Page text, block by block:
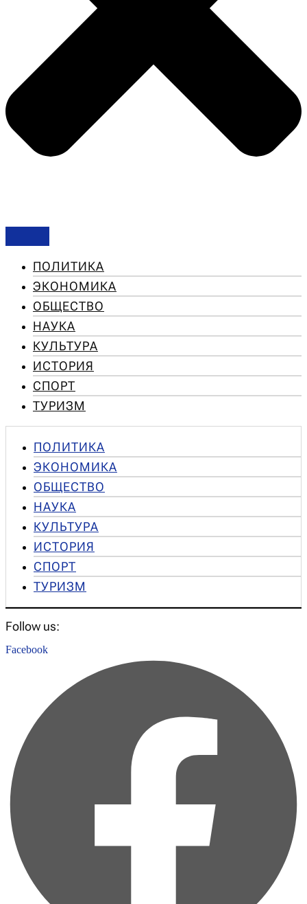
ПОЛИТИКА
ЭКОНОМИКА
ОБЩЕСТВО
НАУКА
КУЛЬТУРА
ИСТОРИЯ
СПОРТ
ТУРИЗМ
ПОЛИТИКА
ЭКОНОМИКА
ОБЩЕСТВО
НАУКА
КУЛЬТУРА
ИСТОРИЯ
СПОРТ
ТУРИЗМ
Follow us:
Facebook